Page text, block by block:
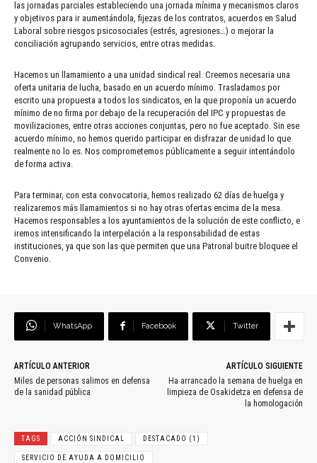
las jornadas parciales estableciendo una jornada mínima y mecanismos claros
y objetivos para ir aumentándola, fijezas de los contratos, acuerdos en Salud
Laboral sobre riesgos psicosociales (estrés, agresiones…) o mejorar la
conciliación agrupando servicios, entre otras medidas.
Hacemos un llamamiento a una unidad sindical real. Creemos necesaria una
oferta unitaria de lucha, basado en un acuerdo mínimo. Trasladamos por
escrito una propuesta a todos los sindicatos, en la que proponía un acuerdo
mínimo de no firma por debajo de la recuperación del IPC y propuestas de
movilizaciones, entre otras acciones conjuntas, pero no fue aceptado. Sin ese
acuerdo mínimo, no hemos querido participar en disfrazar de unidad lo que
realmente no lo es. Nos comprometemos públicamente a seguir intentándolo
de forma activa.
Para terminar, con esta convocatoria, hemos realizado 62 días de huelga y
realizaremos más llamamientos si no hay otras ofertas encima de la mesa.
Hacemos responsables a los ayuntamientos de la solución de este conflicto, e
iremos intensificando la interpelación a la responsabilidad de estas
instituciones, ya que son las que permiten que una Patronal buitre bloquee el
Convenio.
WhatsApp Facebook Twitter
ARTÍCULO ANTERIOR
Miles de personas salimos en defensa
de la sanidad pública
ARTÍCULO SIGUIENTE
Ha arrancado la semana de huelga en
limpieza de Osakidetza en defensa de
la homologación
TAGS ACCIÓN SINDICAL DESTACADO (1)
SERVICIO DE AYUDA A DOMICILIO